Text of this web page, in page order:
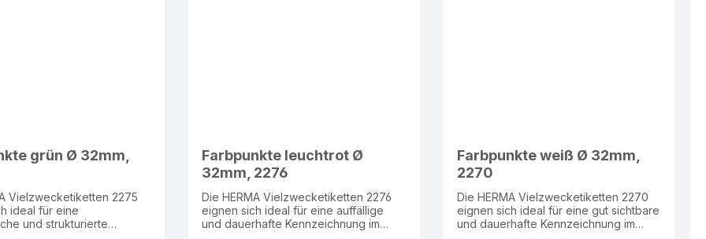
grün Ø 32mm,
Vielzwecketiketten 2275
ideal für eine
und strukturierte
Farbpunkte leuchtrot Ø
32mm, 2276
Die HERMA Vielzwecketiketten 2276
eignen sich ideal für eine auffällige
und dauerhafte Kennzeichnung im
Farbpunkte weiß Ø 32mm,
2270
Die HERMA Vielzwecketiketten 2270
eignen sich ideal für eine gut sichtbare
und dauerhafte Kennzeichnung im